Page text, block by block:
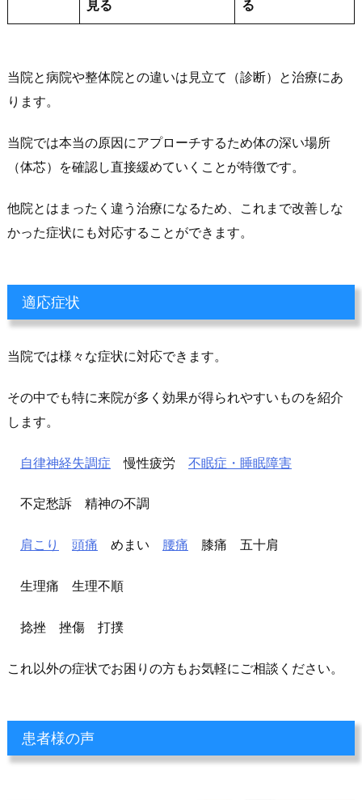
見る る
当院と病院や整体院との違いは見立て（診断）と治療にあ
ります。
当院では本当の原因にアプローチするため体の深い場所
（体芯）を確認し直接緩めていくことが特徴です。
他院とはまったく違う治療になるため、これまで改善しな
かった症状にも対応することができます。
適応症状
当院では様々な症状に対応できます。
その中でも特に来院が多く効果が得られやすいものを紹介
します。
自律神経失調症 慢性疲労 不眠症・睡眠障害
不定愁訴 精神の不調
肩こり 頭痛 めまい 腰痛 膝痛 五十肩
生理痛 生理不順
捻挫 挫傷 打撲
これ以外の症状でお困りの方もお気軽にご相談ください。
患者様の声